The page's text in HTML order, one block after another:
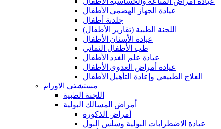
عيادة الجهاز الهضمي الأطفال
جلدية أطفال
(اللجنة الطبية (تقارير الأطفال
عيادة الأسنان الأطفال
طب الأطفال النمائي
عيادة علم الغدد الأطفال
عيادة أمراض العدوى الأطفال
العلاج الطبيعي وإعادة التأهيل الأطفال
مستشفى الاورام
اللجنة الطبية
أمراض المسالك البولية
أمراض الذكورة
عيادة الاضطرابات البولية وسلس البول